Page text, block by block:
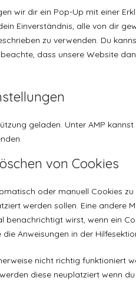
wir dir ein Pop-Up mit einer
Einverständnis, alle von dir
zu verwenden. Du
dass unsere Website
geladen. Unter AMP
von Cookies
oder manuell Cookies zu
werden sollen. Eine andere
wirst, wenn ein
Anweisungen in der
nicht richtig funktioniert
diese neuplatziert wenn